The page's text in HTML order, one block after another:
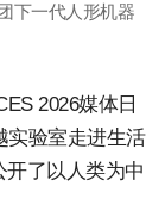
下一代人形机器
2026媒体日
实验室走进生活
开了以人类为中